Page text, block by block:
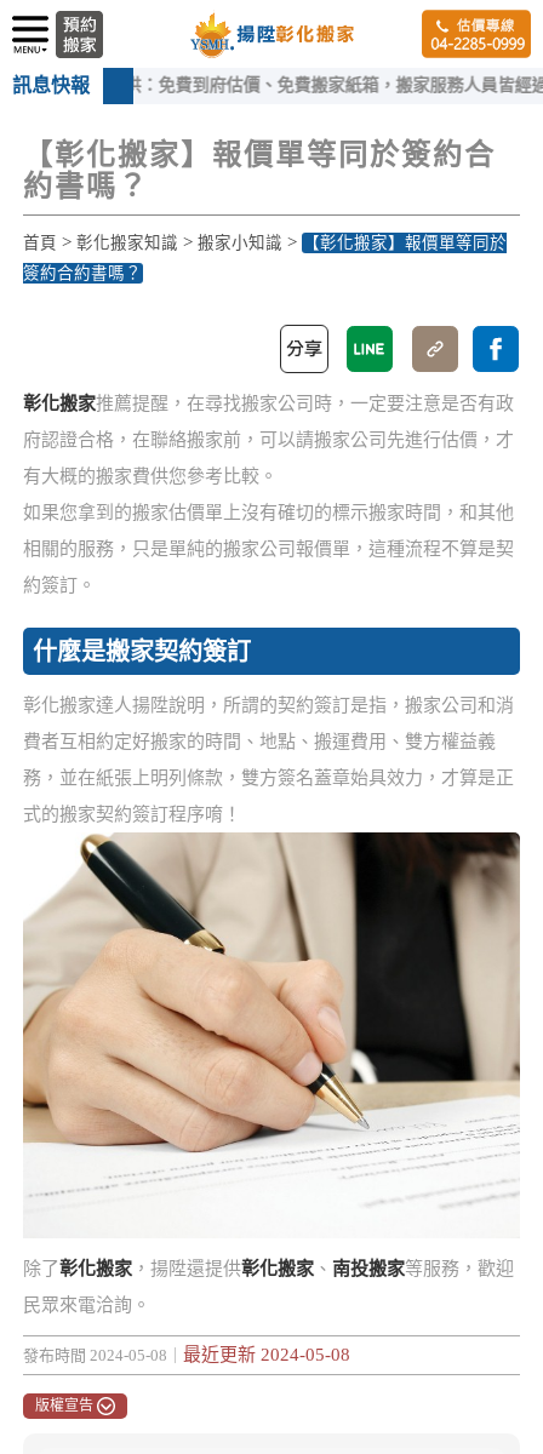
訊息快報
化搬家提供：免費到府估價、免費搬家紙箱，搬家服務人員皆經過嚴
【彰化搬家】報價單等同於簽約合
約書嗎？
首頁 > 彰化搬家知識 > 搬家小知識 >
【彰化搬家】報價單等同於
簽約合約書嗎？
彰化搬家推薦提醒，在尋找搬家公司時，一定要注意是否有政
府認證合格，在聯絡搬家前，可以請搬家公司先進行估價，才
有大概的搬家費供您參考比較。
如果您拿到的搬家估價單上沒有確切的標示搬家時間，和其他
相關的服務，只是單純的搬家公司報價單，這種流程不算是契
約簽訂。
什麼是搬家契約簽訂
彰化搬家達人揚陞說明，所謂的契約簽訂是指，搬家公司和消
費者互相約定好搬家的時間、地點、搬運費用、雙方權益義
務，並在紙張上明列條款，雙方簽名蓋章始具效力，才算是正
式的搬家契約簽訂程序唷！
除了彰化搬家，揚陞還提供彰化搬家、 南投搬家等服務，歡迎
民眾來電洽詢。
發布時間 2024-05-08｜ 最近更新 2024-05-08
版權宣告